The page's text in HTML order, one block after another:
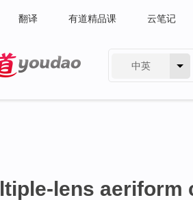
翻译 有道精品课 云笔记
中英
lens aeriform